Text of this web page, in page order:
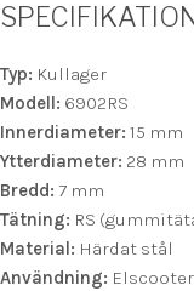
Typ: Kullager
Modell: 6902RS
Innerdiameter: 15 mm
Ytterdiameter: 28 mm
Bredd: 7 mm
Tätning: RS
Material: Härdat stål
Användning: